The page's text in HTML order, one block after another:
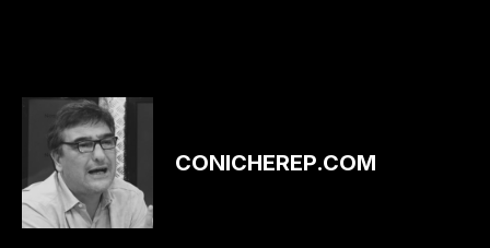
CONICHEREP.COM